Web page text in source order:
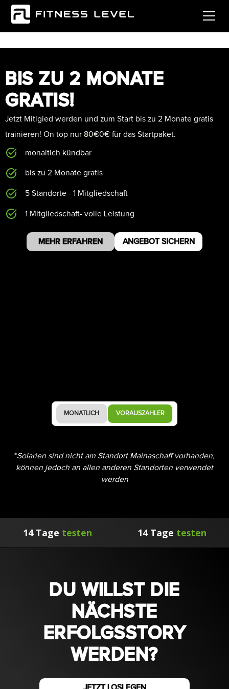
BIS ZU 2 MONATE
GRATIS!
Jetzt Mitlgied werden und zum Start bis zu 2 Monate gratis
trainieren! On top nur 80€0€ für das Startpaket.
monaltich kündbar
bis zu 2 Monate gratis
5 Standorte - 1 Mitgliedschaft
1 Mitgliedschaft- volle Leistung
MEHR ERFAHREN ANGEBOT SICHERN
MONATLICH VORAUSZAHLER
*Solarien sind nicht am Standort Mainaschaff vorhanden,
können jedoch an allen anderen Standorten verwendet
werden
14 Tage testen 14 Tage testen
DU WILLST DIE
NÄCHSTE
ERFOLGSSTORY
WERDEN?